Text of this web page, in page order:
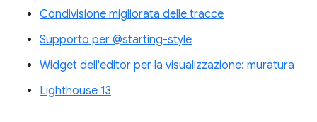
Condivisione migliorata delle tracce
Supporto per @starting-style
Widget dell'editor per la visualizzazione: muratura
Lighthouse 13